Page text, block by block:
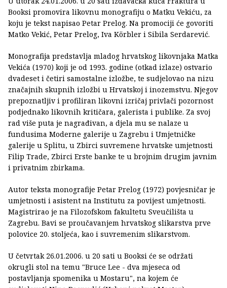
Booksi promovira likovnu monografiju o Matku Vekiću, za
koju je tekst napisao Petar Prelog. Na promociji će govoriti
Matko Vekić, Petar Prelog, Iva Körbler i Sibila Serdarević.
Monografija predstavlja mladog hrvatskog likovnjaka Matka
Vekića (1970) koji je od 1993. godine (otkad izlaze) ostvario
dvadeset i četiri samostalne izložbe, te sudjelovao na nizu
značajnih skupnih izložbi u Hrvatskoj i inozemstvu. Njegov
prepoznatljiv i profiliran likovni izričaj privlači pozornost
podjednako likovnih kritičara, galerista i publike. Za svoj
rad više puta je nagrađivan, a djela mu se nalaze u
fundusima Moderne galerije u Zagrebu i Umjetničke
galerije u Splitu, u Zbirci suvremene hrvatske umjetnosti
Filip Trade, Zbirci Erste banke te u brojnim drugim javnim
i privatnim zbirkama.
Autor teksta monografije Petar Prelog (1972) povjesničar je
umjetnosti i asistent na Institutu za povijest umjetnosti.
Magistrirao je na Filozofskom fakultetu Sveučilišta u
Zagrebu. Bavi se proučavanjem hrvatskog slikarstva prve
polovice 20. stoljeća, kao i suvremenim slikarstvom.
U četvrtak 26.01.2006. u 20 sati u Booksi će se održati
okrugli stol na temu "Bruce Lee - dva mjeseca od
postavljanja spomenika u Mostaru", na kojem će